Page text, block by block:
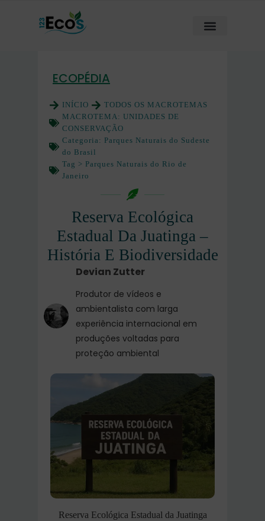
ECOPÉDIA
INÍCIO
TODOS OS MACROTEMAS
MACROTEMA: UNIDADES DE
CONSERVAÇÃO
Categoria: Parques Naturais do Sudeste
do Brasil
Tag > Parques Naturais do Rio de
Janeiro
Reserva Ecológica
Estadual Da Juatinga –
História E Biodiversidade
Devian Zutter
Produtor de vídeos e
ambientalista com larga
experiência internacional em
produções voltadas para
proteção ambiental
Reserva Ecológica Estadual da Juatinga